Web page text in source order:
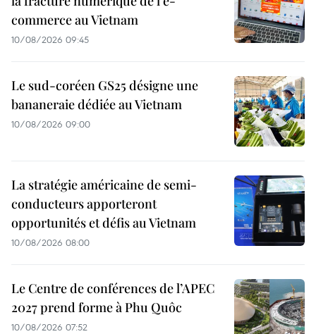
commerce au Vietnam
10/08/2026 09:45
Le sud-coréen GS25 désigne une
bananeraie dédiée au Vietnam
10/08/2026 09:00
La stratégie américaine de semi-
conducteurs apporteront
opportunités et défis au Vietnam
10/08/2026 08:00
Le Centre de conférences de l’APEC
2027 prend forme à Phu Quôc
10/08/2026 07:52